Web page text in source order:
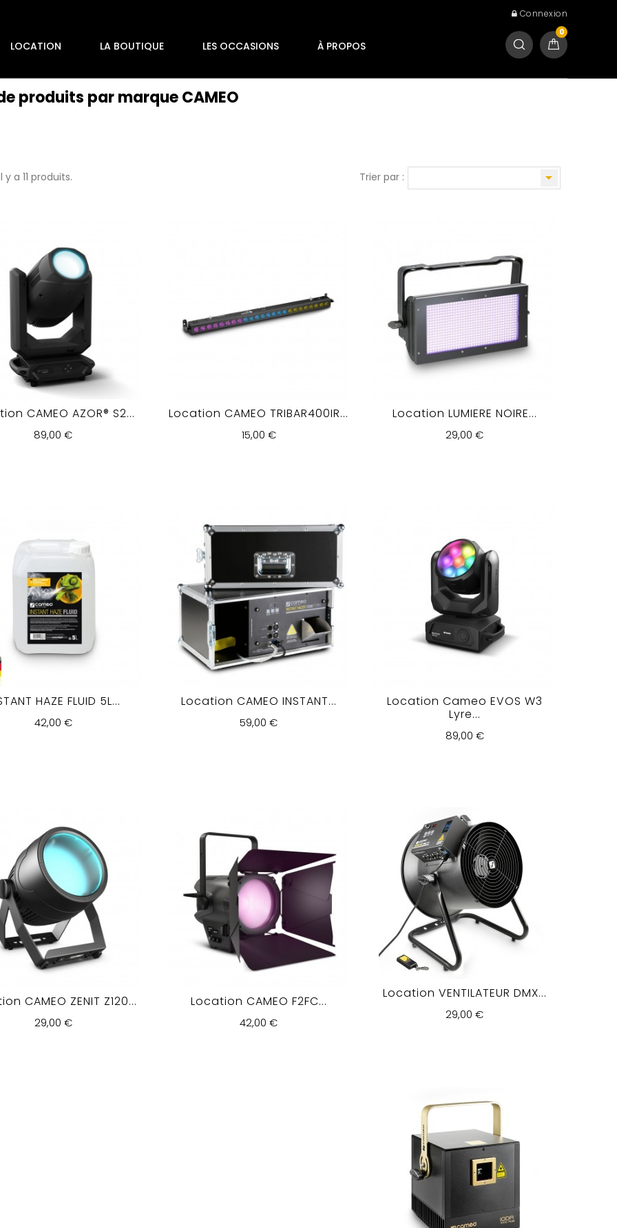
Connexion
0
LOCATION LA BOUTIQUE LES OCCASIONS À PROPOS
produits par marque CAMEO
y a 11 produits. 
Trier par :
CAMEO AZOR® S2...
89,00 €
Location CAMEO TRIBAR400IR...
15,00 €
Location LUMIERE NOIRE...
29,00 €
HAZE FLUID 5L...
42,00 €
Location CAMEO INSTANT...
59,00 €
Location Cameo EVOS W3
Lyre...
89,00 €
CAMEO ZENIT Z120...
29,00 €
Location CAMEO F2FC...
42,00 €
Location VENTILATEUR DMX...
29,00 €